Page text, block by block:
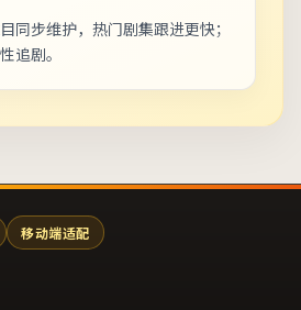
同步维护，热门剧集跟进更快；
追剧。
移动端适配